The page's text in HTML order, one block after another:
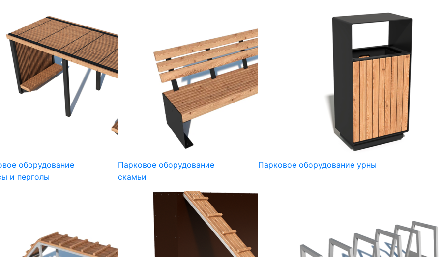
оборудование
и перголы
Парковое оборудование
скамьи
Парковое оборудование урны